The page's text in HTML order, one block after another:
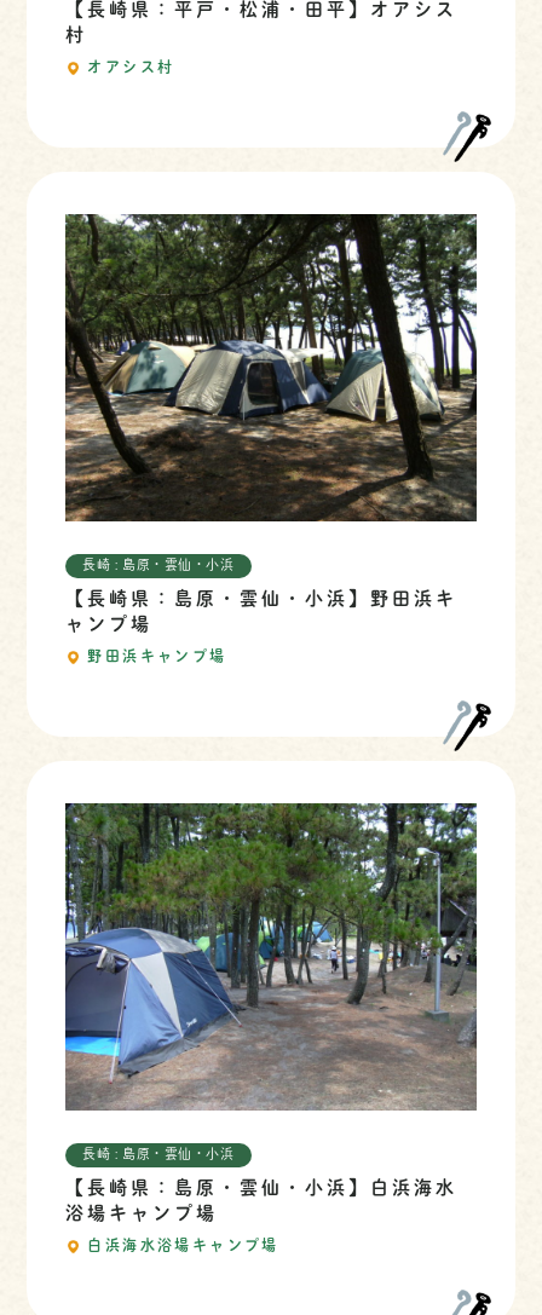
【長崎県：平戸・松浦・田平】オアシス
村
オアシス村
長崎 : 島原・雲仙・小浜
【長崎県：島原・雲仙・小浜】野田浜キ
ャンプ場
野田浜キャンプ場
長崎 : 島原・雲仙・小浜
【長崎県：島原・雲仙・小浜】白浜海水
浴場キャンプ場
白浜海水浴場キャンプ場